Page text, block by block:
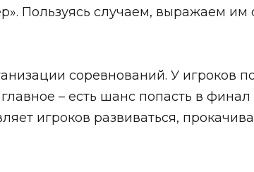
Пользуясь случаем, выражаем
соревнований. У игроков
– есть шанс попасть в финал
игроков развиваться,